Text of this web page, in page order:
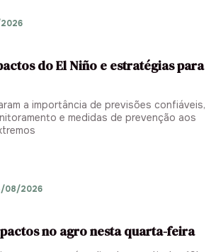
do El Niño e estratégias para
a importância de previsões confiáveis,
e medidas de prevenção aos
08/2026
no agro nesta quarta-feira